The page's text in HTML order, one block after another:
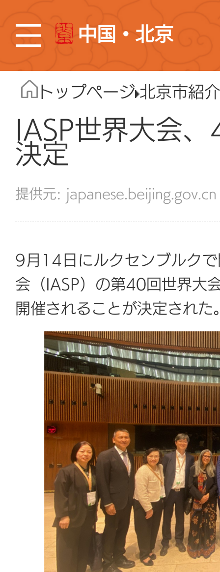
中国・北京
トップページ 北京市紹
IASP世界大会
決定
japanese.beijing.gov.cn
9月14日にルクセンブルク
会（IASP）の第40回世界大
開催されることが決定された